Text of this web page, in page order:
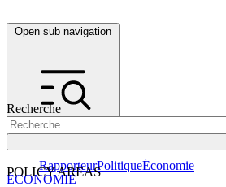
Open sub navigation
Recherche
POLICY AREAS
RapporteurPolitiqueÉconomie
ÉCONOMIE